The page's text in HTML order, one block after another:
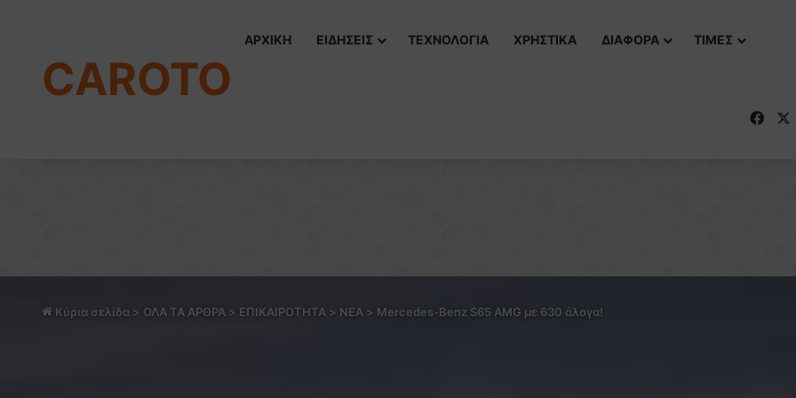
CAROTO
ΑΡΧΙΚΗ ΕΙΔΗΣΕΙΣ ΤΕΧΝΟΛΟΓΙΑ ΧΡΗΣΤΙΚΑ ΔΙΑΦΟΡΑ ΤΙΜΕΣ
Κύρια σελίδα > ΟΛΑ ΤΑ ΑΡΘΡΑ > ΕΠΙΚΑΙΡΟΤΗΤΑ > NEA > Mercedes-Benz S65 AMG με 630 άλογα!